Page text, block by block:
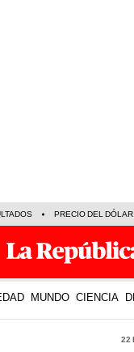
PRECIO DEL DÓLAR
MUNDO CIENCIA
22